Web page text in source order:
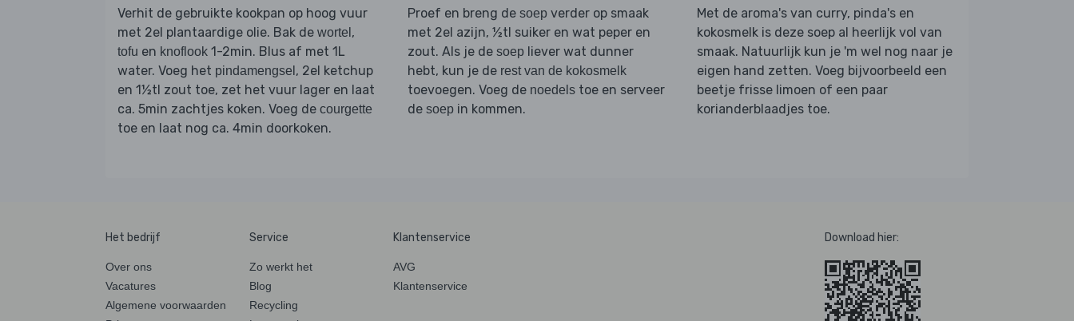
Verhit de gebruikte kookpan op hoog vuur
met 2el plantaardige olie. Bak de wortel ,
tofu en knoflook 1-2min. Blus af met 1L
water. Voeg het pindamengsel , 2el ketchup
en 1½tl zout toe, zet het vuur lager en laat
ca. 5min zachtjes koken. Voeg de courgette
toe en laat nog ca. 4min doorkoken.
Proef en breng de soepverder op smaak
met 2el azijn, ½tl suiker en wat peper en
zout. Als je de soepliever wat dunner
hebt, kun je de rest van de kokosmelk
toevoegen. Voeg de noedelstoe en serveer
de soepin kommen.
Met de aroma's van curry, pinda's en
kokosmelk is deze soep al heerlijk vol van
smaak. Natuurlijk kun je 'm wel nog naar je
eigen hand zetten. Voeg bijvoorbeeld een
beetje frisse limoen of een paar
korianderblaadjes toe.
Het bedrijf
Over ons
Vacatures
Algemene voorwaarden
Service
Zo werkt het
Blog
Recycling
Klantenservice
AVG
Klantenservice
Download hier: